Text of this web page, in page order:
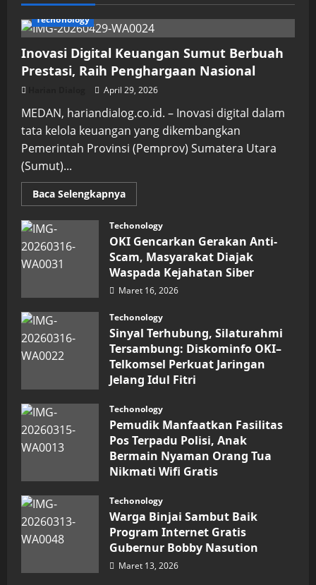
Techonology
Inovasi Digital Keuangan Sumut Berbuah
Prestasi, Raih Penghargaan Nasional
April 29, 2026
MEDAN, hariandialog.co.id. – Inovasi digital dalam
tata kelola keuangan yang dikembangkan
Pemerintah Provinsi (Pemprov) Sumatera Utara
(Sumut)...
Baca SelengkapnyaRead
more
Inovasi
Digital
Keuangan
Sumut
Berbuah
Prestasi,
Raih
Penghargaan
Techonology
OKI Gencarkan Gerakan Anti-
Scam, Masyarakat Diajak
Waspada Kejahatan Siber
Maret 16, 2026
Techonology
Sinyal Terhubung, Silaturahmi
Tersambung: Diskominfo OKI–
Telkomsel Perkuat Jaringan
Jelang Idul Fitri
Techonology
Pemudik Manfaatkan Fasilitas
Pos Terpadu Polisi, Anak
Bermain Nyaman Orang Tua
Nikmati Wifi Gratis
Techonology
Warga Binjai Sambut Baik
Program Internet Gratis
Gubernur Bobby Nasution
Maret 13, 2026